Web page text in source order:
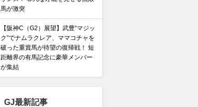
馬が激突
【阪神C（G2）展望】武豊“マジッ
ク”でナムラクレア、ママコチャを
破った重賞馬が待望の復帰戦！ 短
距離界の有馬記念に豪華メンバー
が集結
GJ最新記事